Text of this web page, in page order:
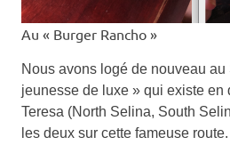
Au « Burger Rancho »
Nous avons logé de nouveau
jeunesse de luxe » qui existe en
Teresa (North Selina, South
les deux sur cette fameuse route.